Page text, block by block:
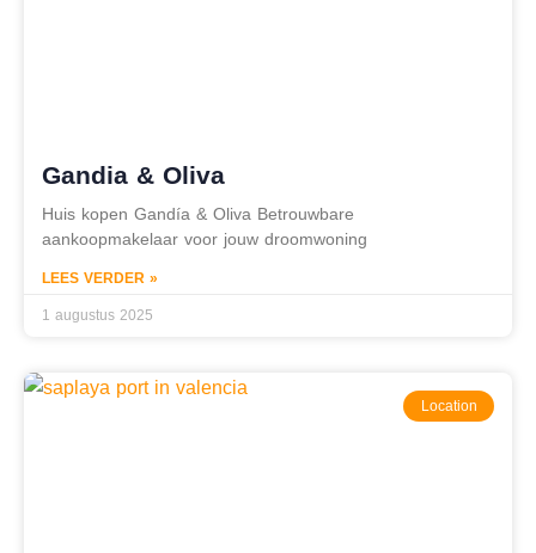
Gandia & Oliva
Huis kopen Gandía & Oliva Betrouwbare
aankoopmakelaar voor jouw droomwoning
LEES VERDER »
1 augustus 2025
Location